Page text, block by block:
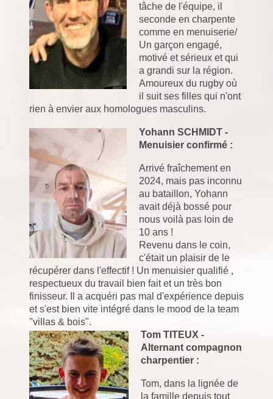
tâche de l'équipe, il
seconde en charpente
comme en menuiserie/
Un garçon engagé,
motivé et sérieux et qui
a grandi sur la région.
Amoureux du rugby où
il suit ses filles qui n'ont
rien à envier aux homologues masculins.
Yohann SCHMIDT -
Menuisier confirmé :
Arrivé fraîchement en
2024, mais pas inconnu
au bataillon, Yohann
avait déjà bossé pour
nous voilà pas loin de
10 ans !
Revenu dans le coin,
c'était un plaisir de le
récupérer dans l'effectif ! Un menuisier qualifié ,
respectueux du travail bien fait et un très bon
finisseur. Il a acquéri pas mal d'expérience depuis
et s'est bien vite intégré dans le mood de la team
"villas & bois".
Tom TITEUX -
Alternant compagnon
charpentier :
Tom, dans la lignée de
la famille depuis tout